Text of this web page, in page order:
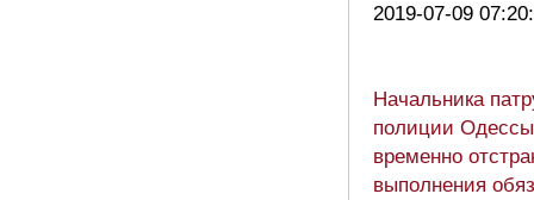
2019-07-09
Начальника
полиции Одессы
временно
выполнения